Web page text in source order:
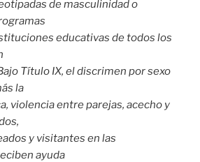
de masculinidad o
educativas de todos los
Título IX, el discrimen por sexo
la
violencia entre parejas, acecho y
y visitantes en las
ayuda